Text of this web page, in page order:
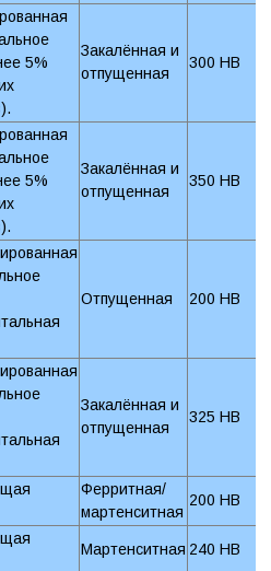
5%
Закалённая и
отпущенная
300 HB
5%
Закалённая и
отпущенная
350 HB
Отпущенная 200 HB
Закалённая и
отпущенная
325 HB
Ферритная/
мартенситная
200 HB
Мартенситная 240 HB